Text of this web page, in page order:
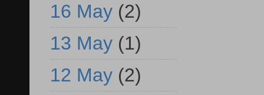
16 May (2)
13 May (1)
12 May (2)